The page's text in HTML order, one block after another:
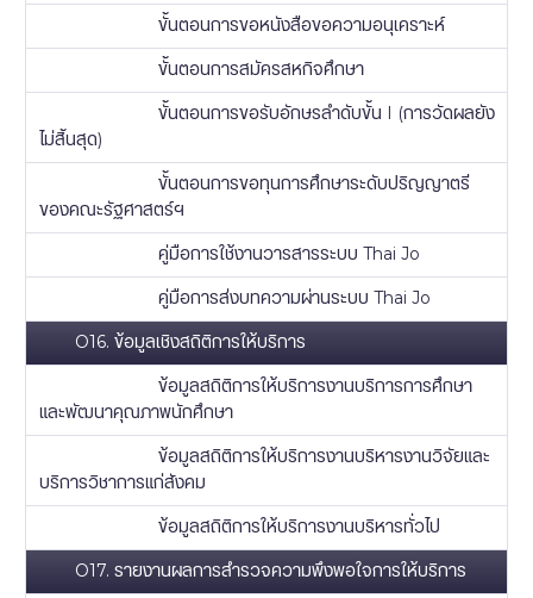
ขั้นตอนการขอหนังสือขอความอนุเคราะห์
ขั้นตอนการสมัครสหกิจศึกษา
ขั้นตอนการขอรับอักษรลำดับขั้น I (การวัดผลยัง
ไม่สิ้นสุด)
ขั้นตอนการขอทุนการศึกษาระดับปริญญาตรี
ของคณะรัฐศาสตร์ฯ
คู่มือการใช้งานวารสารระบบ Thai Jo
คู่มือการส่งบทความผ่านระบบ Thai Jo
O16. ข้อมูลเชิงสถิติการให้บริการ
ข้อมูลสถิติการให้บริการงานบริการการศึกษา
และพัฒนาคุณภาพนักศึกษา
ข้อมูลสถิติการให้บริการงานบริหารงานวิจัยและ
บริการวิชาการแก่สังคม
ข้อมูลสถิติการให้บริการงานบริหารทั่วไป
O17. รายงานผลการสำรวจความพึงพอใจการให้บริการ